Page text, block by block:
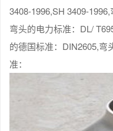
3408-1996,SH 3409-
弯头的电力标准：DL/
的德国标准：DIN2605,弯
准：